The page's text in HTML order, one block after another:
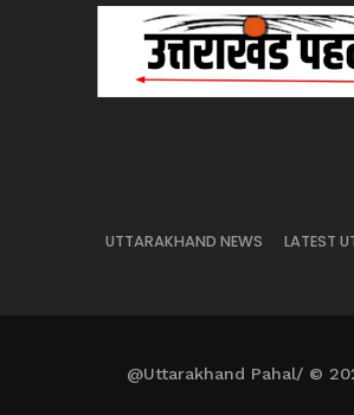
UTTARAKHAND NEWS LATEST
@Uttarakhand Pahal/ ©